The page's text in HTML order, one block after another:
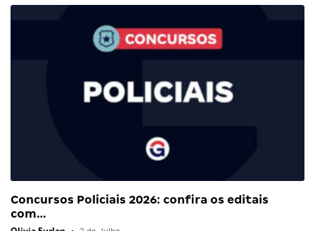
Concursos Policiais 2026: confira os editais
com…